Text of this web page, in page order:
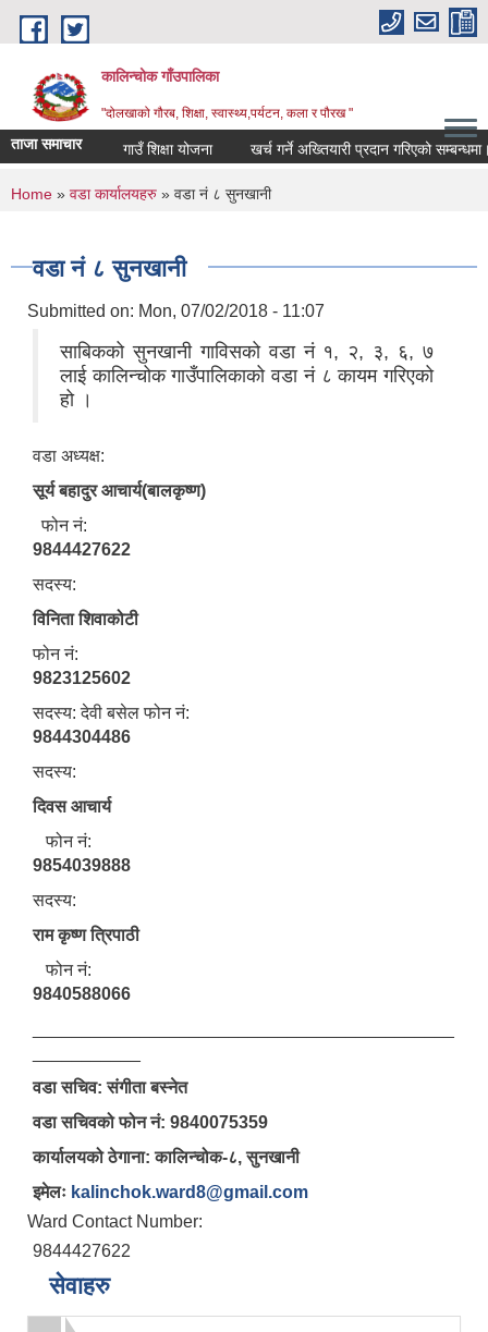
Skip to main content
कालिन्चोक गाँउपालिका
"दोलखाको गौरब, शिक्षा, स्वास्थ्य,पर्यटन, कला र पौरख "
ताजा समाचार गाउँ शिक्षा योजना खर्च गर्ने अख्तियारी प्रदान गरिएको सम्बन्धमा।
You are here
Home » वडा कार्यालयहरु » वडा नं ८ सुनखानी
वडा नं ८ सुनखानी
Submitted on: Mon, 07/02/2018 - 11:07
साबिकको सुनखानी गाविसको वडा नं १, २, ३, ६, ७
लाई कालिन्चोक गाउँपालिकाको वडा नं ८ कायम गरिएको
हो ।
वडा अध्यक्ष:
सूर्य बहादुर आचार्य(बालकृष्ण)
फोन नं:
9844427622
सदस्य:
विनिता शिवाकोटी
फोन नं:
9823125602
सदस्य: देवी बसेल फोन नं:
9844304486
सदस्य:
दिवस आचार्य
फोन नं:
9854039888
सदस्य:
राम कृष्ण त्रिपाठी
फोन नं:
9840588066
वडा सचिव: संगीता बस्नेत
वडा सचिवको फोन नं: 9840075359
कार्यालयको ठेगाना: कालिन्चोक-८, सुनखानी
इमेलः kalinchok.ward8@gmail.com
Ward Contact Number:
9844427622
सेवाहरु